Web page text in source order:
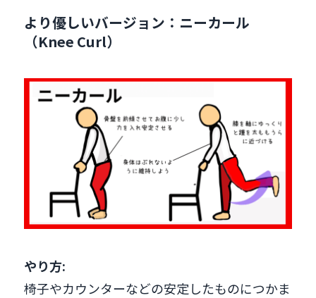
より優しいバージョン：ニーカール
（Knee Curl）
やり方:
椅子やカウンターなどの安定したものにつかま